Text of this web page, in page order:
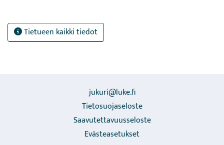
Tietueen kaikki tiedot
jukuri@luke.fi
Tietosuojaseloste
Saavutettavuusseloste
Evästeasetukset